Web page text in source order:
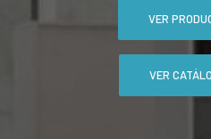
VER
VER